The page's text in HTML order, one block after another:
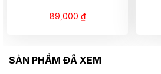
89,000 ₫
SẢN PHẨM ĐÃ XEM